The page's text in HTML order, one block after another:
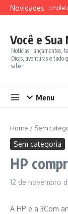
Ir para o conteúdo
Novidades
2026: Review
Você e
Notícias, lançamentos,
Dicas, aventuras e tudo
saber!
Menu
Home / Sem
Sem categoria
HP
12 de novembro
A HP e a 3Com